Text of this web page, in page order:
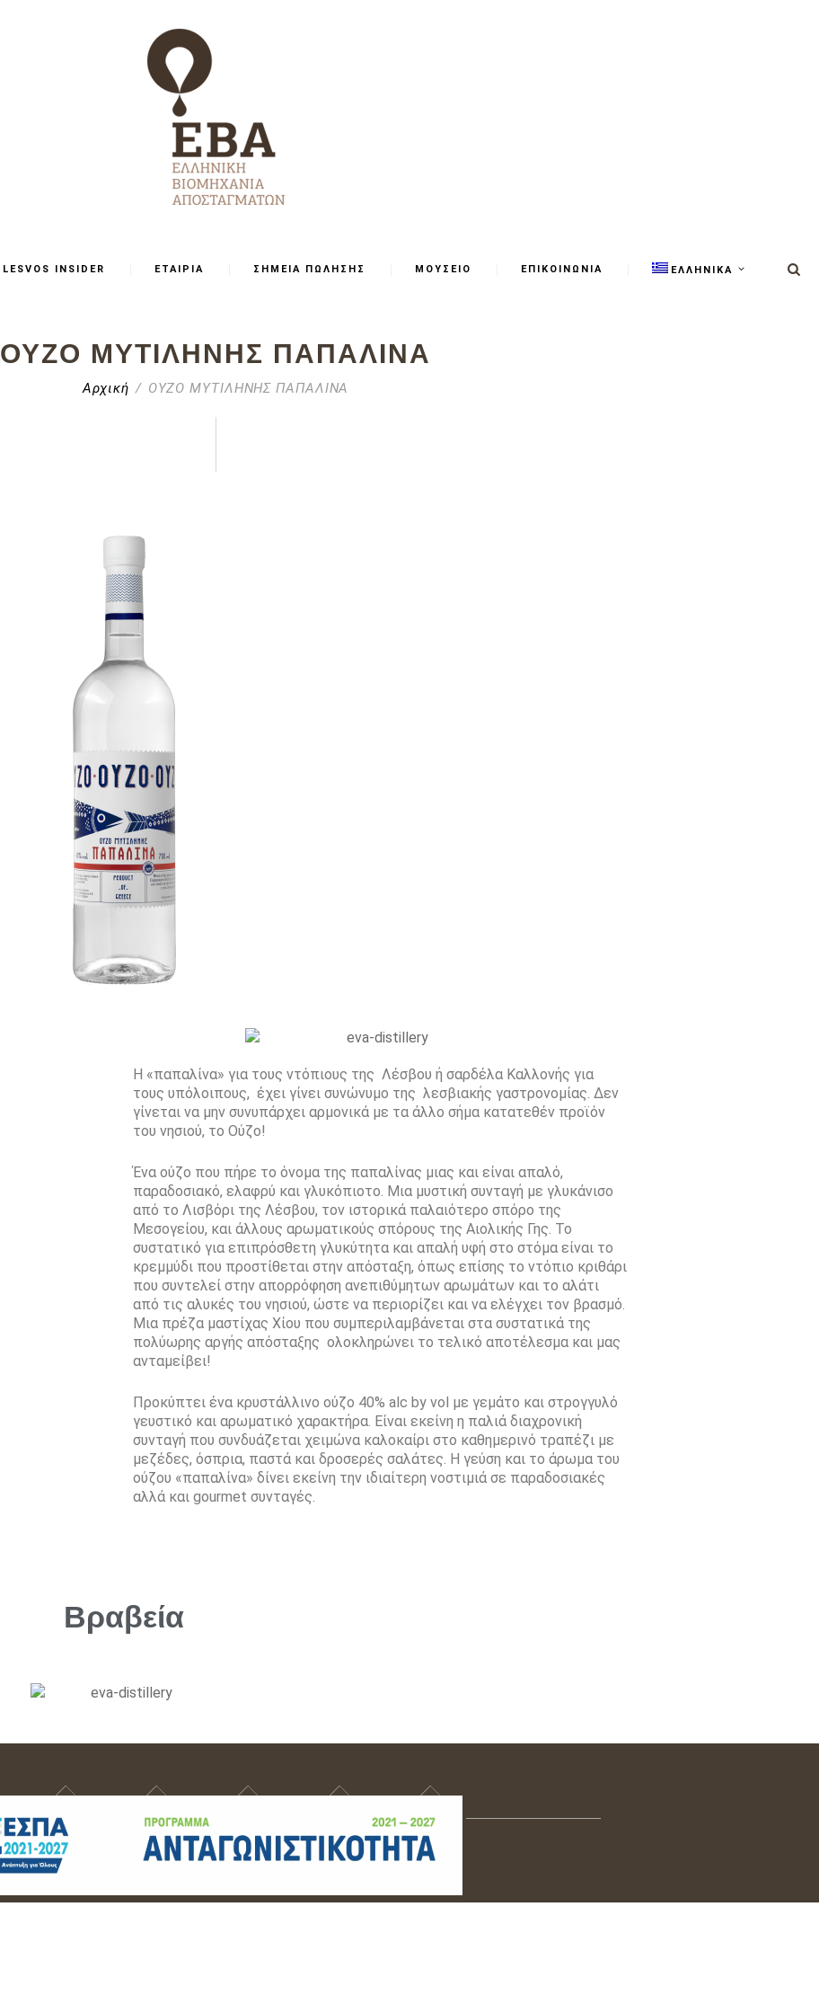
LESVOS INSIDER ΕΤΑΙΡΙΑ ΣΗΜΕΙΑ ΠΩΛΗΣΗΣ ΜΟΥΣΕΙΟ ΕΠΙΚΟΙΝΩΝΙΑ ΕΛΛΗΝΙΚΑ
ΟΥΖΟ ΜΥΤΙΛΗΝΗΣ ΠΑΠΑΛΙΝΑ
Αρχική ΟΥΖΟ ΜΥΤΙΛΗΝΗΣ ΠΑΠΑΛΙΝΑ
Η «παπαλίνα» για τους ντόπιους της Λέσβου ή σαρδέλα Καλλονής για
τους υπόλοιπους, έχει γίνει συνώνυμο της λεσβιακής γαστρονομίας. Δεν
γίνεται να μην συνυπάρχει αρμονικά με τα άλλο σήμα κατατεθέν προϊόν
του νησιού, το Ούζο!
Ένα ούζο που πήρε το όνομα της παπαλίνας μιας και είναι απαλό,
παραδοσιακό, ελαφρύ και γλυκόπιοτο. Μια μυστική συνταγή με γλυκάνισο
από το Λισβόρι της Λέσβου, τον ιστορικά παλαιότερο σπόρο της
Μεσογείου, και άλλους αρωματικούς σπόρους της Αιολικής Γης. Το
συστατικό για επιπρόσθετη γλυκύτητα και απαλή υφή στο στόμα είναι το
κρεμμύδι που προστίθεται στην απόσταξη, όπως επίσης το ντόπιο κριθάρι
που συντελεί στην απορρόφηση ανεπιθύμητων αρωμάτων και το αλάτι
από τις αλυκές του νησιού, ώστε να περιορίζει και να ελέγχει τον βρασμό.
Μια πρέζα μαστίχας Χίου που συμπεριλαμβάνεται στα συστατικά της
πολύωρης αργής απόσταξης ολοκληρώνει το τελικό αποτέλεσμα και μας
ανταμείβει!
Προκύπτει ένα κρυστάλλινο ούζο 40% alc by vol με γεμάτο και στρογγυλό
γευστικό και αρωματικό χαρακτήρα. Είναι εκείνη η παλιά διαχρονική
συνταγή που συνδυάζεται χειμώνα καλοκαίρι στο καθημερινό τραπέζι με
μεζέδες, όσπρια, παστά και δροσερές σαλάτες. Η γεύση και το άρωμα του
ούζου «παπαλίνα» δίνει εκείνη την ιδιαίτερη νοστιμιά σε παραδοσιακές
αλλά και gourmet συνταγές.
Βραβεία